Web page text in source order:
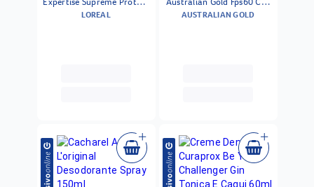
4 Fps 70 120ml
LOREAL
01 40g
AUSTRALIAN GOLD